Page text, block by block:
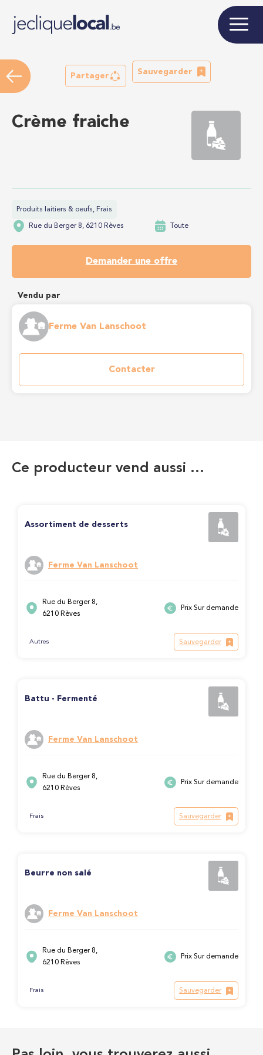
Partager
Sauvegarder
Crème fraiche
Produits laitiers & oeufs, Frais
Rue du Berger 8, 6210 Rèves Toute
Demander une offre
Vendu par
Ferme Van Lanschoot
Contacter
Ce producteur vend aussi …
Assortiment de desserts
Ferme Van Lanschoot
Rue du Berger 8,
6210 Rèves
Prix Sur demande
Autres Sauvegarder
Battu - Fermenté
Ferme Van Lanschoot
Rue du Berger 8,
6210 Rèves
Prix Sur demande
Frais Sauvegarder
Beurre non salé
Ferme Van Lanschoot
Rue du Berger 8,
6210 Rèves
Prix Sur demande
Frais Sauvegarder